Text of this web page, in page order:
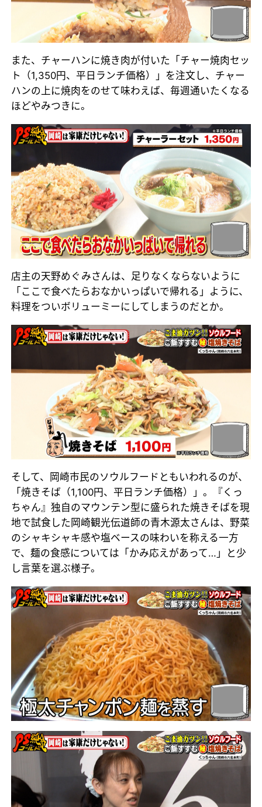
また、チャーハンに焼き肉が付いた「チャー焼肉セッ
ト（1,350円、平日ランチ価格）」を注文し、チャー
ハンの上に焼肉をのせて味わえば、毎週通いたくなる
ほどやみつきに。
店主の天野めぐみさんは、足りなくならないように
「ここで食べたらおなかいっぱいで帰れる」ように、
料理をついボリューミーにしてしまうのだとか。
そして、岡崎市民のソウルフードともいわれるのが、
「焼きそば（1,100円、平日ランチ価格）」。『くっ
ちゃん』独自のマウンテン型に盛られた焼きそばを現
地で試食した岡崎観光伝道師の青木源太さんは、野菜
のシャキシャキ感や塩ベースの味わいを称える一方
で、麺の食感については「かみ応えがあって…」と少
し言葉を選ぶ様子。